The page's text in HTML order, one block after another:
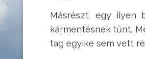
Másrészt, egy ilyen
kármentésnek tűnt.
tag egyike sem vett